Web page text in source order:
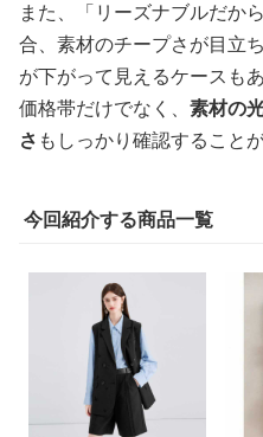
また、「リーズナブルだか
合、素材のチープさが目立
が下がって見えるケースもあ
価格帯だけでなく、 素材の
さ もしっかり確認すること
今回紹介する商品一覧